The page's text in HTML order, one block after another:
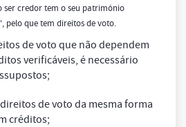
ser credor tem o seu património
pelo que tem direitos de voto.
de voto que não dependem
verificáveis, é necessário
de voto da mesma forma
créditos;